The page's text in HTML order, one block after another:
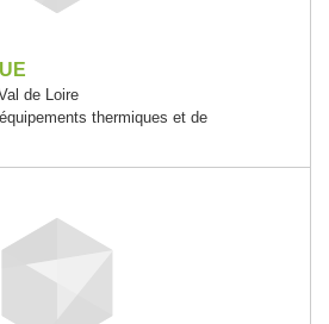
de Loire
thermiques et de